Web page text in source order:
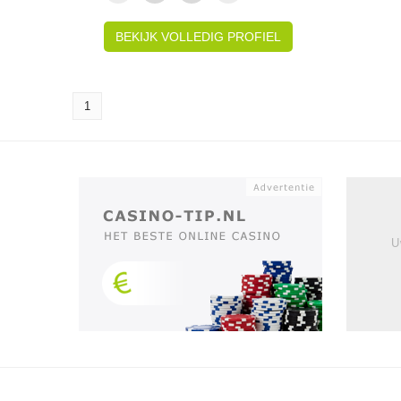
BEKIJK VOLLEDIG PROFIEL
1